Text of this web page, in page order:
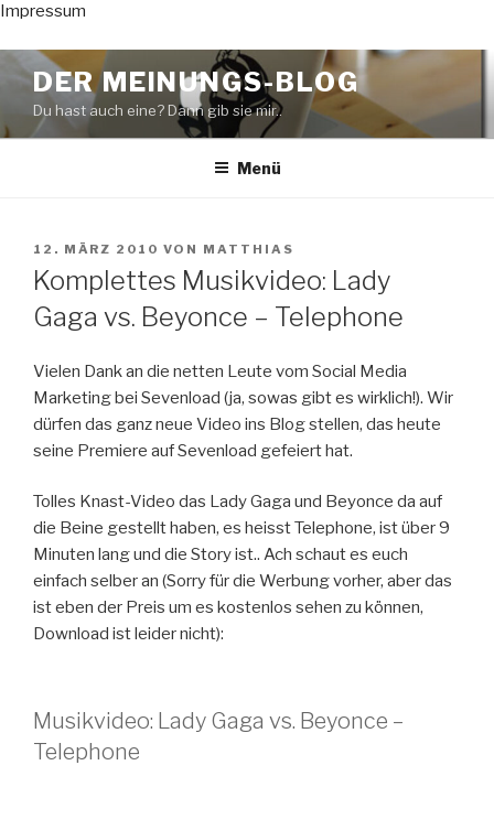
Impressum
Zum
Inhalt
springen
DER MEINUNGS-BLOG
Du hast auch eine? Dann gib sie mir..
Menü
VERÖFFENTLICHT
AM
12. MÄRZ 2010 VON MATTHIAS
Komplettes Musikvideo: Lady
Gaga vs. Beyonce – Telephone
Vielen Dank an die netten Leute vom Social Media
Marketing bei Sevenload (ja, sowas gibt es wirklich!). Wir
dürfen das ganz neue Video ins Blog stellen, das heute
seine Premiere auf Sevenload gefeiert hat.
Tolles Knast-Video das Lady Gaga und Beyonce da auf
die Beine gestellt haben, es heisst Telephone, ist über 9
Minuten lang und die Story ist.. Ach schaut es euch
einfach selber an (Sorry für die Werbung vorher, aber das
ist eben der Preis um es kostenlos sehen zu können,
Download ist leider nicht):
Musikvideo: Lady Gaga vs. Beyonce –
Telephone